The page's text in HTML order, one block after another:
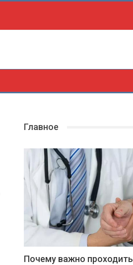
Главное
Почему важно проходить